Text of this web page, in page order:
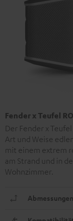
Fender x Teufel
Der Fender x
Art und Weise
mit einem extrem
am Strand und in
Wohnzimmer.
Abmessungen